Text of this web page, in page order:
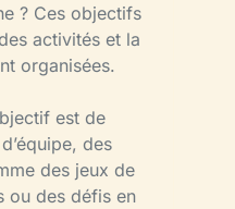
? Ces objectifs
activités et la
organisées.
est de
des
des jeux de
ou des défis en